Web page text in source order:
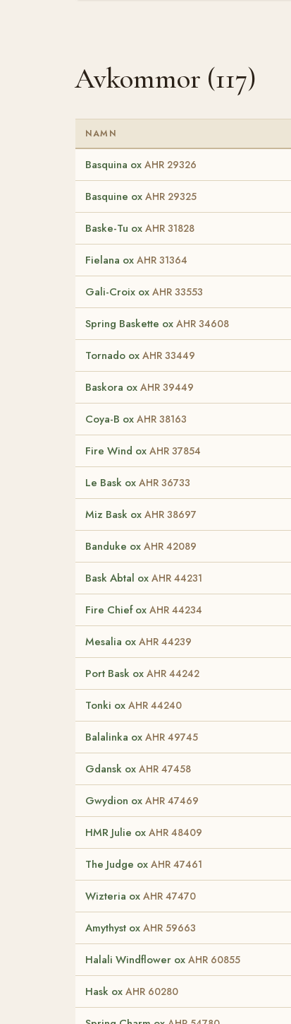
Avkommor (117)
NAMN
Basquina ox AHR 29326
Basquine ox AHR 29325
Baske-Tu ox AHR 31828
Fielana ox AHR 31364
Gali-Croix ox AHR 33553
Spring Baskette ox AHR 34608
Tornado ox AHR 33449
Baskora ox AHR 39449
Coya-B ox AHR 38163
Fire Wind ox AHR 37854
Le Bask ox AHR 36733
Miz Bask ox AHR 38697
Banduke ox AHR 42089
Bask Abtal ox AHR 44231
Fire Chief ox AHR 44234
Mesalia ox AHR 44239
Port Bask ox AHR 44242
Tonki ox AHR 44240
Balalinka ox AHR 49745
Gdansk ox AHR 47458
Gwydion ox AHR 47469
HMR Julie ox AHR 48409
The Judge ox AHR 47461
Wizteria ox AHR 47470
Amythyst ox AHR 59663
Halali Windflower ox AHR 60855
Hask ox AHR 60280